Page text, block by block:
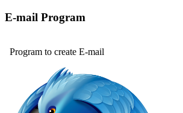
E-mail Program
Program to create E-mail